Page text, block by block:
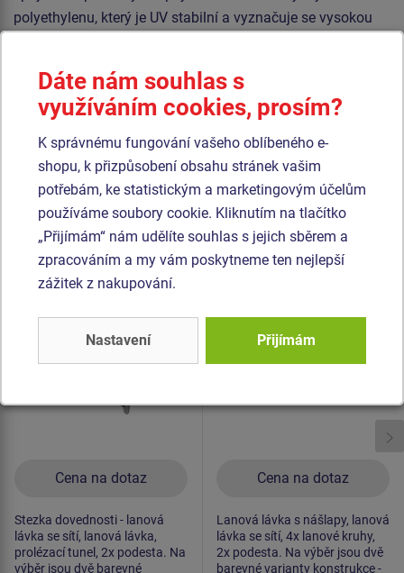
polyethylenu, který je UV stabilní a vyznačuje se vysokou
vyznačuje vysokou barevnou stálostí, odolností proti
poškrábání a odolností proti vodě). Veškerý spojovací
materiál je pozinkovaný nebo nerezový.
Podobnézboží
Produkt - SDO-8003K-10
Stezka dovednosti -
celokovová
Cena na dotaz
Novinka
Stezka dovednosti - lanová
lávka se sítí, lanová lávka,
prolézací tunel, 2x podesta. Na
výběr jsou dvě barevné
Produkt - SDO-8004K-10
Stezka dovednosti -
Cena na dotaz
Novinka
Lanová lávka s nášlapy, lanová
lávka se sítí, 4x lanové kruhy,
2x podesta. Na výběr jsou dvě
barevné varianty konstrukce -
Dáte nám souhlas s
využíváním cookies, prosím?
K správnému fungování vašeho oblíbeného e-
shopu, k přizpůsobení obsahu stránek vašim
potřebám, ke statistickým a marketingovým účelům
používáme soubory cookie. Kliknutím na tlačítko
„Přijímám“ nám udělíte souhlas s jejich sběrem a
zpracováním a my vám poskytneme ten nejlepší
zážitek z nakupování.
Nastavení Přijímám